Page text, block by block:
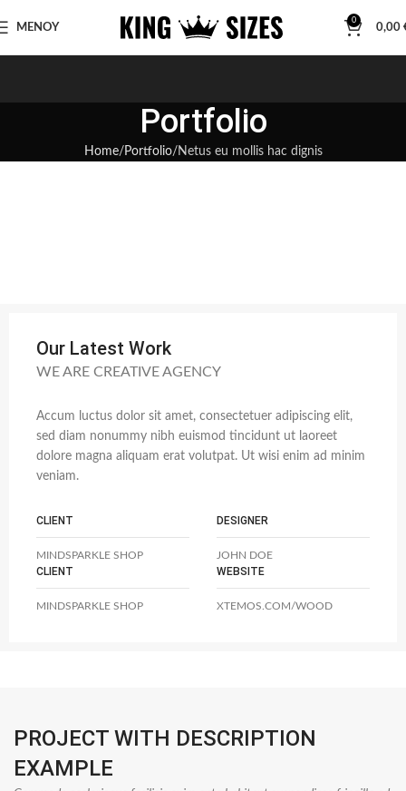
ΜΕΝΟΥ
0
0,00
Portfolio
Home Portfolio Netus eu mollis hac dignis
Our Latest Work
WE ARE CREATIVE AGENCY
Accum luctus dolor sit amet, consectetuer adipiscing elit,
sed diam nonummy nibh euismod tincidunt ut laoreet
dolore magna aliquam erat volutpat. Ut wisi enim ad minim
veniam.
CLIENT
MINDSPARKLE SHOP
DESIGNER
JOHN DOE
CLIENT
MINDSPARKLE SHOP
WEBSITE
XTEMOS.COM/WOOD
PROJECT WITH DESCRIPTION
EXAMPLE